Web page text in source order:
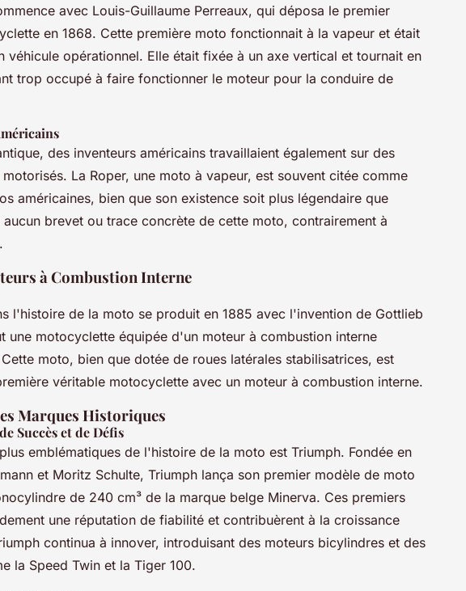
avec Louis-Guillaume Perreaux, qui déposa le premier
en 1868. Cette première moto fonctionnait à la vapeur et était
véhicule opérationnel. Elle était fixée à un axe vertical et tournait en
trop occupé à faire fonctionner le moteur pour la conduire de
des inventeurs américains travaillaient également sur des
La Roper, une moto à vapeur, est souvent citée comme
américaines, bien que son existence soit plus légendaire que
brevet ou trace concrète de cette moto, contrairement à
à Combustion Interne
l'histoire de la moto se produit en 1885 avec l'invention de Gottlieb
une motocyclette équipée d'un moteur à combustion interne
moto, bien que dotée de roues latérales stabilisatrices, est
véritable motocyclette avec un moteur à combustion interne.
Marques Historiques
Succès et de Défis
emblématiques de l'histoire de la moto est Triumph. Fondée en
et Moritz Schulte, Triumph lança son premier modèle de moto
de 240 cm³ de la marque belge Minerva. Ces premiers
une réputation de fiabilité et contribuèrent à la croissance
continua à innover, introduisant des moteurs bicylindres et des
la Speed Twin et la Tiger 100.